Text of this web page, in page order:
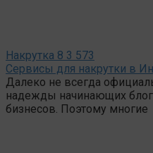
Накрутка 8 3 573
Сервисы для накрутки в
Далеко не всегда
надежды начинающих
бизнесов. Поэтому многие